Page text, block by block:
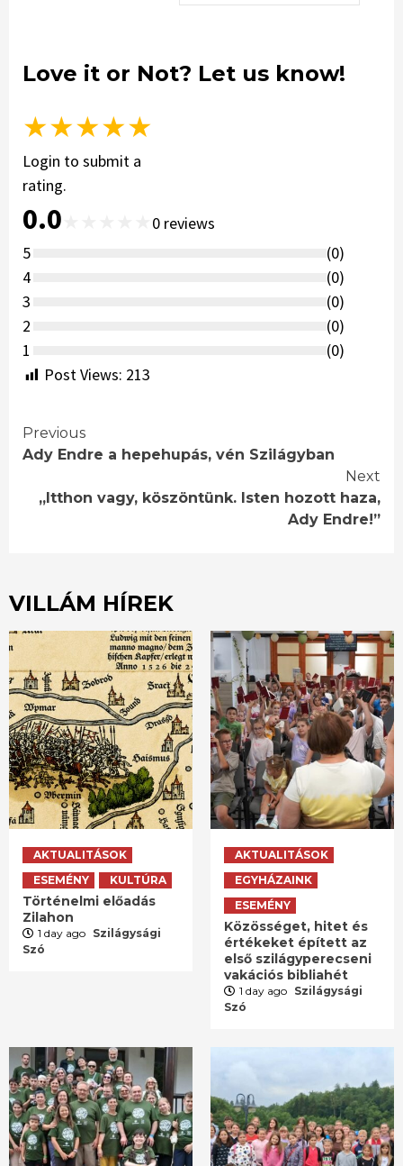
Love it or Not? Let us know!
★★★★★
Login to submit a
rating.
0.0 0 reviews
5
(0)
4
(0)
3
(0)
2
(0)
1
(0)
Post Views: 213
Continue
Previous
Ady Endre a hepehupás, vén Szilágyban
Next
,,Itthon vagy, köszöntünk. Isten hozott haza,
Ady Endre!”
VILLÁM HÍREK
AKTUALITÁSOK
ESEMÉNY
KULTÚRA
Történelmi előadás
Zilahon
1 day ago Szilágysági
Szó
AKTUALITÁSOK
EGYHÁZAINK
ESEMÉNY
Közösséget, hitet és
értékeket épített az
első szilágyperecseni
vakációs bibliahét
1 day ago Szilágysági
Szó